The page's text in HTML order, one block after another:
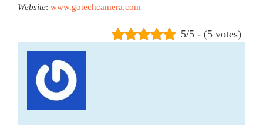
Website: www.gotechcamera.com
5/5 - (5 votes)